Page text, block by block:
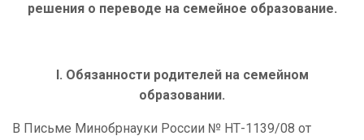
решения о переводе на семейное образование.
I. Обязанности родителей на семейном
образовании.
В Письме Минобрнауки России № НТ-1139/08 от